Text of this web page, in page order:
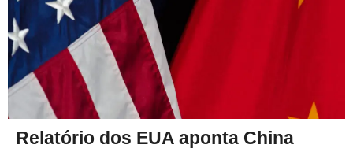
Relatório dos EUA aponta China